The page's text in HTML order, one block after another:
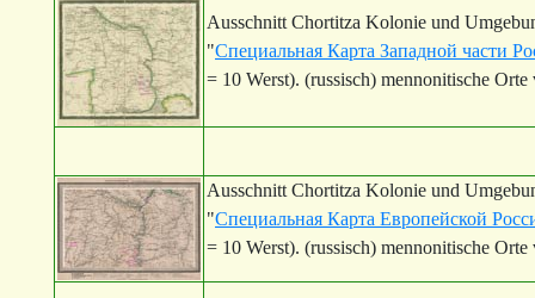
Ausschnitt Chortitza Kolonie und
"Специальная Карта Западной части
= 10 Werst). (russisch) mennonitische
Ausschnitt Chortitza Kolonie und
"Специальная Карта Европейской
= 10 Werst). (russisch) mennonitische